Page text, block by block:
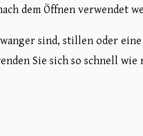
dem Öffnen verwendet
sind, stillen oder
Sie sich so schnell wie